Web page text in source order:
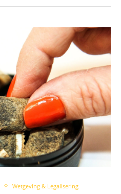
Wetgeving & Legalisering